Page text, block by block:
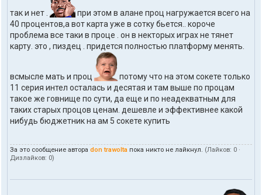
так и нет .
при этом в алане проц нагружается всего на
40 процентов,а вот карта уже в сотку бьется.. короче
проблема все таки в проце . он в некторых играх не тянет
карту. это , пиздец . придется полностью платформу менять.
всмысле мать и проц
потому что на этом сокете только
11 серия интел осталась и десятая и там выше по процам
такое же говнище по сути, да еще и по неадекватным для
таких старых процов ценам. дешевле и эффективнее какой
нибудь бюджетник на ам 5 сокете купить
За это сообщение автора don trawolta пока никто не лайкнул. (Лайков: 0 ·
Дизлайков: 0)